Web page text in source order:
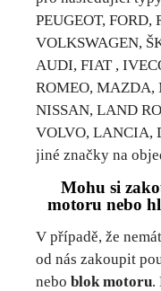
PEUGEOT, FORD,
VOLKSWAGEN,
AUDI, FIAT ,
ROMEO, MAZDA,
NISSAN, LAND
VOLVO, LANCIA,
jiné značky na
Mohu si
motoru nebo
V případě, že
od nás zakoupit
nebo blok motoru.